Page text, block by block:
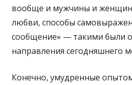
вообще и мужчины и
любви, способы
сообщение» — такими были
направления сегодняшнего
Конечно, умудренные